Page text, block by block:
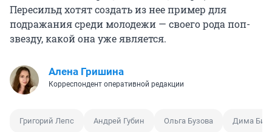
Пересильд хотят создать из нее пример для
подражания среди молодежи — своего рода поп-
звезду, какой она уже является.
Алена Гришина
Корреспондент оперативной редакции
Григорий Лепс Андрей Губин Ольга Бузова Дима